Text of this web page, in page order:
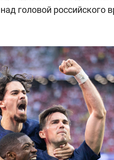
головой российского